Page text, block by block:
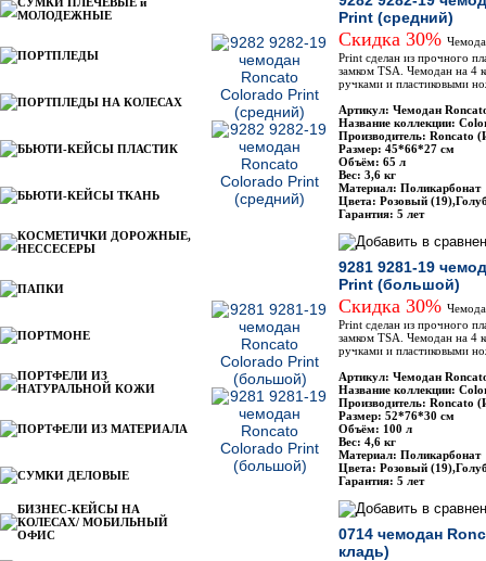
МОЛОДЕЖНЫЕ
ПОРТПЛЕДЫ
ПОРТПЛЕДЫ НА КОЛЕСАХ
БЬЮТИ-КЕЙСЫ ПЛАСТИК
БЬЮТИ-КЕЙСЫ ТКАНЬ
КОСМЕТИЧКИ ДОРОЖНЫЕ,
НЕССЕСЕРЫ
ПАПКИ
ПОРТМОНЕ
ПОРТФЕЛИ ИЗ
НАТУРАЛЬНОЙ КОЖИ
ПОРТФЕЛИ ИЗ МАТЕРИАЛА
СУМКИ ДЕЛОВЫЕ
БИЗНЕС-КЕЙСЫ НА
КОЛЕСАХ/ МОБИЛЬНЫЙ
ОФИС
Print (средний)
Скидка 30%
Print сделан из прочного
замком TSA. Чемодан на 4
ручками и пластиковыми
Артикул: Чемодан
Название коллекции:
Производитель: Roncato
Размер: 45*66*27 см
Объём: 65 л
Вес: 3,6 кг
Материал: Поликарбонат
Цвета: Розовый
Гарантия: 5 лет
9281 9281-19
Print (большой)
Скидка 30%
Print сделан из прочного
замком TSA. Чемодан на 4
ручками и пластиковыми
Артикул: Чемодан
Название коллекции:
Производитель: Roncato
Размер: 52*76*30 см
Объём: 100 л
Вес: 4,6 кг
Материал: Поликарбонат
Цвета: Розовый
Гарантия: 5 лет
0714 чемодан
кладь)